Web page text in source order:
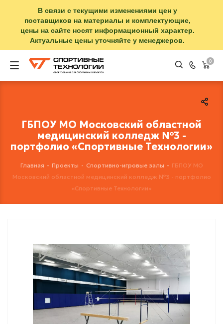
В связи с текущими изменениями цен у
поставщиков на материалы и комплектующие,
цены на сайте носят информационный характер.
Актуальные цены уточняйте у менеджеров.
0
ГБПОУ МО Московский областной
медицинский колледж №3 -
портфолио «Спортивные Технологии»
Главная - Проекты - Спортивно-игровые залы - ГБПОУ МО
Московский областной медицинский колледж №3 - портфолио
«Спортивные Технологии»